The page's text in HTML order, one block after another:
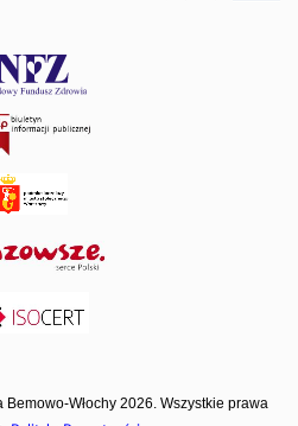
Włochy 2026. Wszystkie prawa